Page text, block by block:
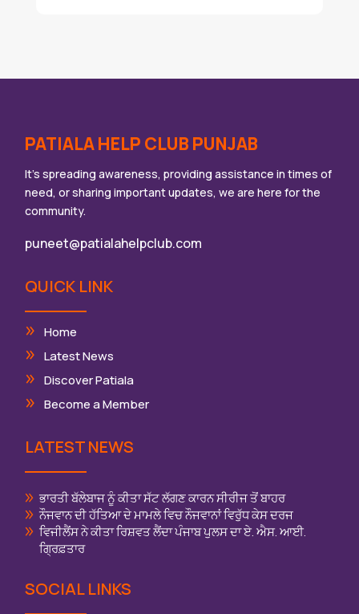
PATIALA HELP CLUB PUNJAB
It’s spreading awareness, providing assistance in times of
need, or sharing important updates, we are here for the
community.
puneet@patialahelpclub.com
QUICK LINK
Home
Latest News
Discover Patiala
Become a Member
LATEST NEWS
ਭਾਰਤੀ ਬੱਲੇਬਾਜ ਨੂੰ ਕੀਤਾ ਸੱਟ ਲੱਗਣ ਕਾਰਨ ਸੀਰੀਜ ਤੋਂ ਬਾਹਰ
ਨੌਜਵਾਨ ਦੀ ਹੱਤਿਆ ਦੇ ਮਾਮਲੇ ਵਿਚ ਨੌਜਵਾਨਾਂ ਵਿਰੁੱਧ ਕੇਸ ਦਰਜ
ਵਿਜੀਲੈਂਸ ਨੇ ਕੀਤਾ ਰਿਸ਼ਵਤ ਲੈਂਦਾ ਪੰਜਾਬ ਪੁਲਸ ਦਾ ਏ. ਐਸ. ਆਈ.
ਗ੍ਰਿਫ਼ਤਾਰ
SOCIAL LINKS